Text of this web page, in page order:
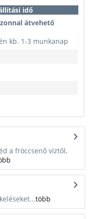
idő
átvehető
kb. 1-3 munkanap
a fröccsenő víztől,
több